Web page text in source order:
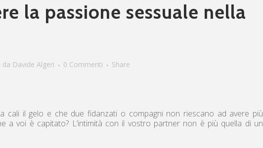
la passione sessuale nella
da Davide Algeri 0 Commenti Share
cali il gelo e che due fidanzati o compagni non riescano ad avere più
a voi è capitato? L’intimità con il vostro partner non è più quella di un